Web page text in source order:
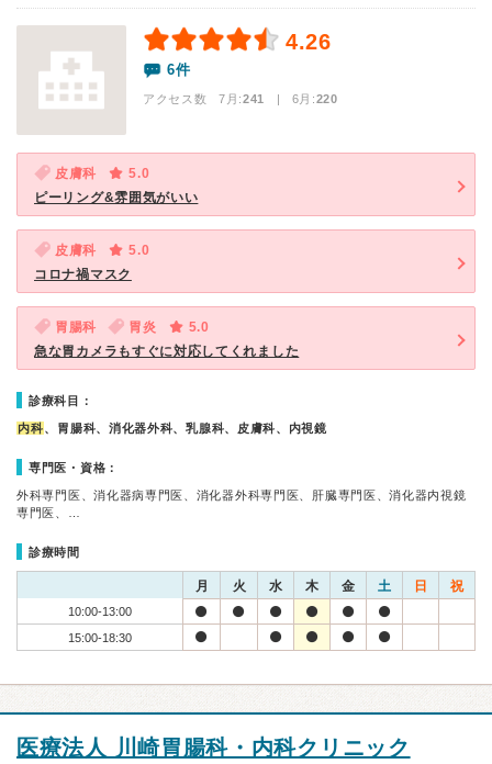
4.26
6件
アクセス数 7月:241 | 6月:220
皮膚科
5.0
ピーリング&雰囲気がいい
皮膚科
5.0
コロナ禍マスク
胃腸科 胃炎
5.0
急な胃カメラもすぐに対応してくれました
診療科目：
内科、胃腸科、消化器外科、乳腺科、皮膚科、内視鏡
専門医・資格：
外科専門医、消化器病専門医、消化器外科専門医、肝臓専門医、消化器内視鏡
専門医、…
診療時間
月 火 水 木 金 土 日 祝
10:00-13:00
15:00-18:30
医療法人 川崎胃腸科・内科クリニック